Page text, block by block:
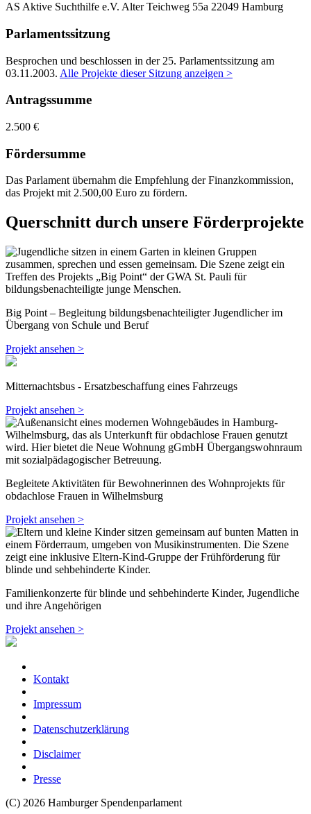
AS Aktive Suchthilfe e.V. Alter Teichweg 55a 22049 Hamburg
Parlamentssitzung
Besprochen und beschlossen in der 25. Parlamentssitzung am
03.11.2003. Alle Projekte dieser Sitzung anzeigen >
Antragssumme
2.500 €
Fördersumme
Das Parlament übernahm die Empfehlung der Finanzkommission,
das Projekt mit 2.500,00 Euro zu fördern.
Querschnitt durch unsere Förderprojekte
Big Point – Begleitung bildungsbenachteiligter Jugendlicher im
Übergang von Schule und Beruf
Projekt ansehen >
Mitternachtsbus - Ersatzbeschaffung eines Fahrzeugs
Projekt ansehen >
Begleitete Aktivitäten für Bewohnerinnen des Wohnprojekts für
obdachlose Frauen in Wilhelmsburg
Projekt ansehen >
Familienkonzerte für blinde und sehbehinderte Kinder, Jugendliche
und ihre Angehörigen
Projekt ansehen >
Kontakt
Impressum
Datenschutzerklärung
Disclaimer
Presse
(C) 2026 Hamburger Spendenparlament